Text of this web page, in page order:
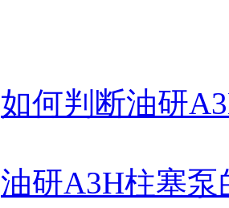
如何判断油研
油研A3H柱塞